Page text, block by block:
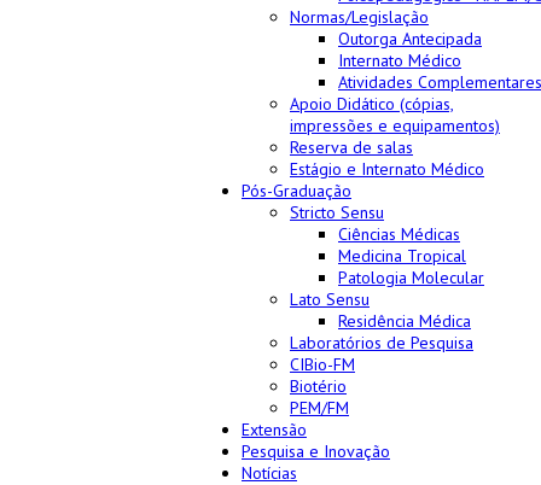
Normas/Legislação
Outorga Antecipada
Internato Médico
Atividades Complementares
Apoio Didático (cópias,
impressões e equipamentos)
Reserva de salas
Estágio e Internato Médico
Pós-Graduação
Stricto Sensu
Ciências Médicas
Medicina Tropical
Patologia Molecular
Lato Sensu
Residência Médica
Laboratórios de Pesquisa
CIBio-FM
Biotério
PEM/FM
Extensão
Pesquisa e Inovação
Notícias